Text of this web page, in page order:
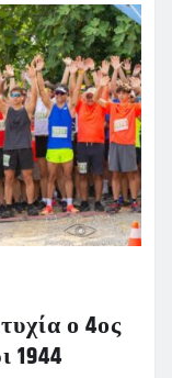
ο 4ος
1944